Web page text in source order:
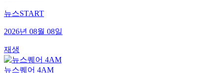
뉴스START
2026년 08월 08일
재생
뉴스퀘어 4AM